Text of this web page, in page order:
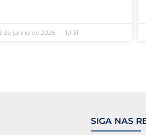
de junho de 2026 10:31
SIGA NAS